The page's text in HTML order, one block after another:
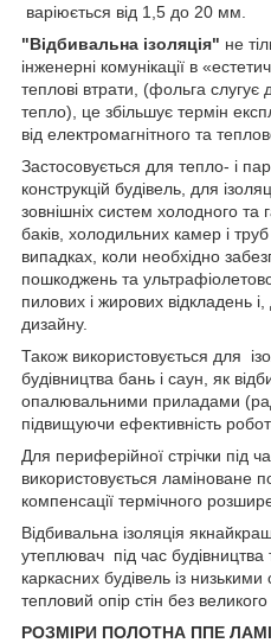
варіюється від 1,5 до 20 мм.
"Відбивальна ізоляція" не
інженерні комунікації в
теплові втрати, (фольга
тепло), це збільшує термін
від електромагнітного та
Застосовується для тепло- і
конструкцій будівель, для
зовнішніх систем холодного та
баків, холодильних камер і
випадках, коли необхідно
пошкоджень та
пилових і жирових відкладень
дизайну.
Також використовується для
будівництва бань і саун, як
опалювальними приладами
підвищуючи ефективність
Для периферійної стрічки під
використовується ламіноване
компенсації термічного
Відбивальна ізоляція
утеплювач під час
каркасних будівель із
тепловий опір стін без
РОЗМІРИ ПОЛОТНА ППЕ